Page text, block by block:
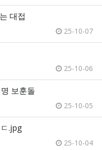
대접
25-10-07
25-10-06
보훈돌
25-10-05
.jpg
25-10-04